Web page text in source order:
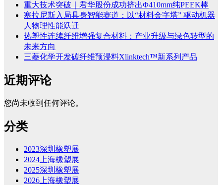
重大技术突破｜君华股份成功挤出Φ410mm纯PEEK棒
塞拉尼斯入局具身智能赛道：以“材料金字塔” 驱动机器
人物理性能跃迁
热塑性连续纤维增强复合材料：产业升级与绿色转型的
未来方向
三菱化学开发碳纤维预浸料Xlinktech™新系列产品
近期评论
您尚未收到任何评论。
分类
2023深圳橡塑展
2024上海橡塑展
2025深圳橡塑展
2026上海橡塑展